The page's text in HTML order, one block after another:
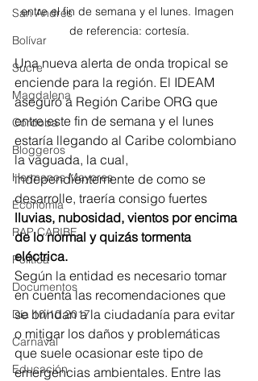
San Andres
Bolívar
Sucre
Magdalena
Córdoba
Bloggeros
Hermanos Mayores
Economía
RAP CARIBE
Política
Documentos
Día 10/10 2017
Carnaval
Educación
entre el fin de semana y el lunes. Imagen
de referencia: cortesía.
Una nueva alerta de onda tropical se
enciende para la región. El IDEAM
aseguró a Región Caribe ORG que
entre este fin de semana y el lunes
estaría llegando al Caribe colombiano
la vaguada, la cual,
independientemente de como se
desarrolle, traería consigo fuertes
lluvias, nubosidad, vientos por encima
de lo normal y quizás tormenta
eléctrica.
Según la entidad es necesario tomar
en cuenta las recomendaciones que
se brindan a la ciudadanía para evitar
o mitigar los daños y problemáticas
que suele ocasionar este tipo de
emergencias ambientales. Entre las